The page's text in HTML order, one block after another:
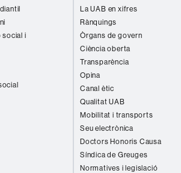
social i
La UAB en xifres
Rànquings
Òrgans de govern
Ciència oberta
Transparència
Opina
Canal ètic
Qualitat UAB
Mobilitat i transports
Seu electrònica
Doctors Honoris Causa
Síndica de Greuges
Normatives i legislació